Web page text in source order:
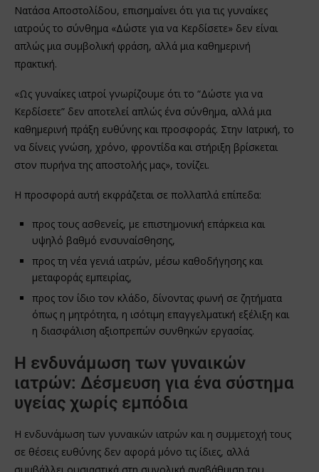
Νατάσα Αποστολίδου, επισημαίνει ότι για τις γυναίκες
ιατρούς το σύνθημα «Δώστε για να Κερδίσετε» δεν είναι
απλώς μια συμβολική φράση, αλλά μια καθημερινή
πρακτική.
«Ως γυναίκες ιατροί γνωρίζουμε ότι το “Δώστε για να
Κερδίσετε” δεν αποτελεί απλώς ένα σύνθημα, αλλά μια
καθημερινή πράξη ευθύνης και προσφοράς. Στην Ιατρική, το
να δίνεις γνώση, χρόνο, φροντίδα και στήριξη βρίσκεται
στον πυρήνα της αποστολής μας», τονίζει.
Η προσφορά αυτή εκφράζεται σε πολλαπλά επίπεδα:
προς τους ασθενείς, με επιστημονική επάρκεια και
υψηλό βαθμό ενσυναίσθησης,
προς τη νέα γενιά ιατρών, μέσω καθοδήγησης και
μεταφοράς εμπειρίας,
προς τον ίδιο τον κλάδο, δίνοντας φωνή σε ζητήματα
όπως η μητρότητα, η ισότιμη επαγγελματική εξέλιξη και
η διασφάλιση αξιοπρεπών συνθηκών εργασίας.
Η ενδυνάμωση των γυναικών
ιατρών: Δέσμευση για ένα σύστημα
υγείας χωρίς εμπόδια
Η ενδυνάμωση των γυναικών ιατρών και η συμμετοχή τους
σε θέσεις ευθύνης δεν αφορά μόνο τις ίδιες, αλλά
συμβάλλει ουσιαστικά στη συνολική αναβάθμιση του